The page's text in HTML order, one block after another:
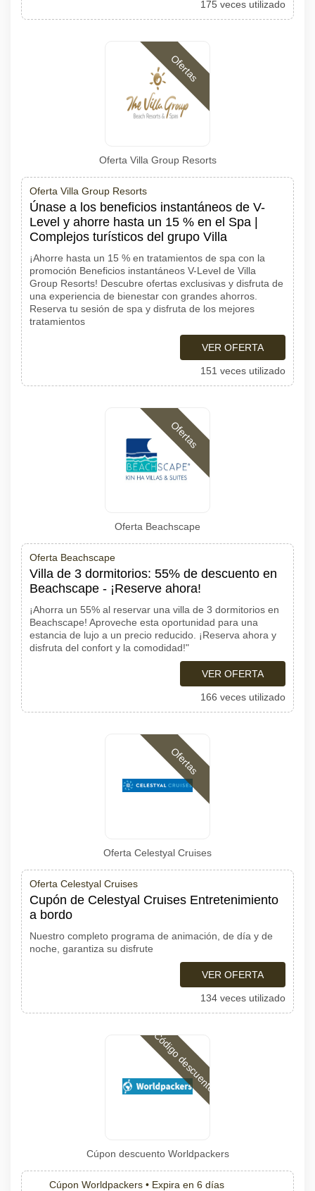
175 veces utilizado
Ofertas
Oferta Villa Group Resorts
Oferta Villa Group Resorts
Únase a los beneficios instantáneos de V-
Level y ahorre hasta un 15 % en el Spa |
Complejos turísticos del grupo Villa
¡Ahorre hasta un 15 % en tratamientos de spa con la
promoción Beneficios instantáneos V-Level de Villa
Group Resorts! Descubre ofertas exclusivas y disfruta de
una experiencia de bienestar con grandes ahorros.
Reserva tu sesión de spa y disfruta de los mejores
tratamientos
VER OFERTA
151 veces utilizado
Ofertas
Oferta Beachscape
Oferta Beachscape
Villa de 3 dormitorios: 55% de descuento en
Beachscape - ¡Reserve ahora!
¡Ahorra un 55% al reservar una villa de 3 dormitorios en
Beachscape! Aproveche esta oportunidad para una
estancia de lujo a un precio reducido. ¡Reserva ahora y
disfruta del confort y la comodidad!"
VER OFERTA
166 veces utilizado
Ofertas
Oferta Celestyal Cruises
Oferta Celestyal Cruises
Cupón de Celestyal Cruises Entretenimiento
a bordo
Nuestro completo programa de animación, de día y de
noche, garantiza su disfrute
VER OFERTA
134 veces utilizado
Código descuento
Cúpon descuento Worldpackers
Cúpon Worldpackers • Expira en 6 días